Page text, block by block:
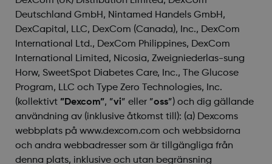
Deutschland GmbH, Nintamed Handels GmbH,
DexCapital, LLC, DexCom (Canada), Inc., DexCom
International Ltd., DexCom Philippines, DexCom
International Limited, Nicosia, Zweigniederlas-sung
Horw, SweetSpot Diabetes Care, Inc., The Glucose
Program, LLC och Type Zero Technologies, Inc.
(kollektivt ”Dexcom”, ”vi” eller ”oss”) och dig gällande
användning av (inklusive åtkomst till): (a) Dexcoms
webbplats på www.dexcom.com och webbsidorna
och andra webbadresser som är tillgängliga från
denna plats, inklusive och utan begränsning